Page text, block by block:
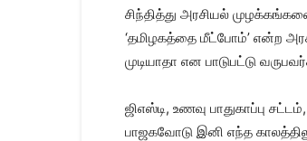
சிந்​தித்து அரசி​யல்
‘தமிழகத்தை மீட்​போம்’ என்ற
முடி​யாதா என பாடு​பட்டு
ஜிஎஸ்​டி, உணவு பாது​காப்பு
பாஜகவோடு இனி எந்த